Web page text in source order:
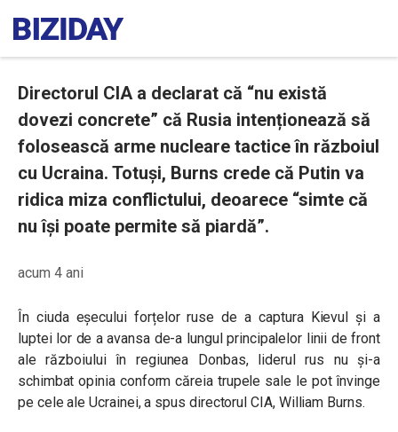
Directorul CIA a declarat că “nu există
dovezi concrete” că Rusia intenționează să
folosească arme nucleare tactice în războiul
cu Ucraina. Totuși, Burns crede că Putin va
ridica miza conflictului, deoarece “simte că
nu își poate permite să piardă”.
acum 4 ani
În ciuda eșecului forțelor ruse de a captura Kievul și a
luptei lor de a avansa de-a lungul principalelor linii de front
ale războiului în regiunea Donbas, liderul rus nu și-a
schimbat opinia conform căreia trupele sale le pot învinge
pe cele ale Ucrainei, a spus directorul CIA, William Burns.